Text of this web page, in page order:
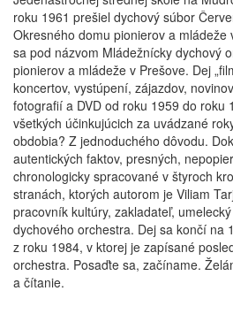
roku 1961 prešiel dychový súbor
Okresného domu pionierov a mládeže
sa pod názvom Mládežnícky dychový
pionierov a mládeže v Prešove. Dej
koncertov, vystúpení, zájazdov,
fotografií a DVD od roku 1959 do roku
všetkých účinkujúcich za uvádzané
obdobia? Z jednoduchého dôvodu.
autentických faktov, presných,
chronologicky spracované v štyroch
stranách, ktorých autorom je Viliam
pracovník kultúry, zakladateľ,
dychového orchestra. Dej sa končí na
z roku 1984, v ktorej je zapísané
orchestra. Posaďte sa, začíname.
a čítanie.